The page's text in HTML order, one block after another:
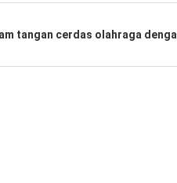
tangan cerdas olahraga